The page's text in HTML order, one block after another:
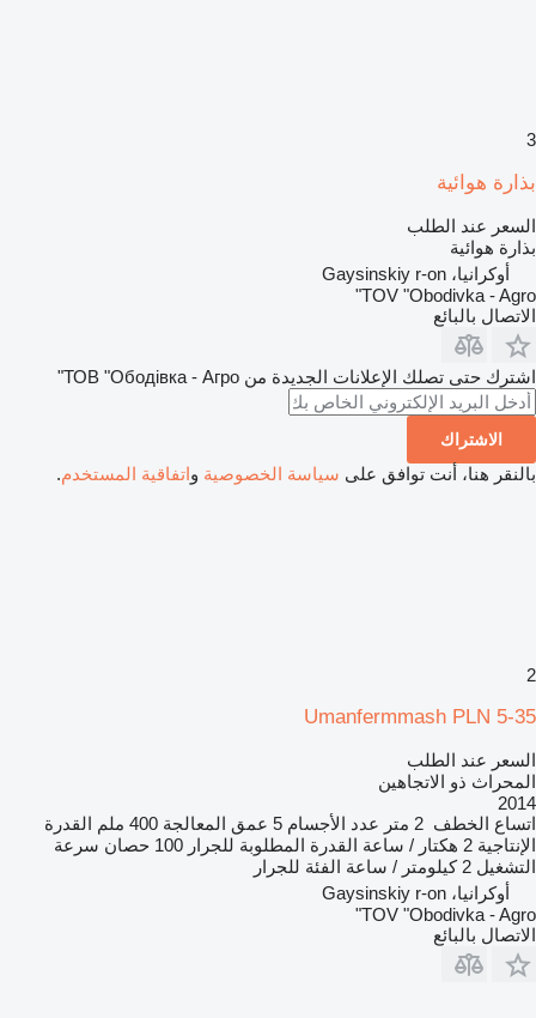
3
بذارة هوائية
السعر عند الطلب
بذارة هوائية
أوكرانيا، Gaysinskiy r-on
TOV "Obodivka - Agro"
الاتصال بالبائع
اشترك حتى تصلك الإعلانات الجديدة من ТОВ "Ободівка - Агро"
الاشتراك
بالنقر هنا، أنت توافق على سياسة الخصوصية واتفاقية المستخدم.
2
Umanfermmash PLN 5-35
السعر عند الطلب
المحراث ذو الاتجاهين
2014
اتساع الخطف 2 متر عدد الأجسام 5 عمق المعالجة 400 ملم
القدرة
الإنتاجية 2 هكتار / ساعة القدرة المطلوبة للجرار 100 حصان
سرعة
التشغيل 2 كيلومتر / ساعة الفئة للجرار
أوكرانيا، Gaysinskiy r-on
TOV "Obodivka - Agro"
الاتصال بالبائع